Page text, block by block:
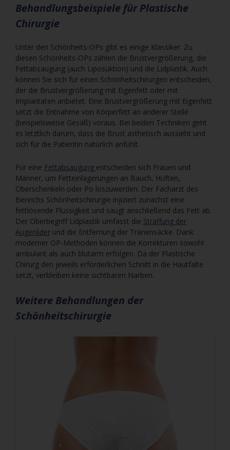
Behandlungsbeispiele für Plastische
Chirurgie
Unter den Schönheits-OPs gibt es einige Klassiker. Zu
diesen Schönheits-OPs zählen die Brustvergrößerung, die
Fettabsaugung (auch Liposuktion) und die Lidplastik. Auch
können Sie sich für einen Schönheitschirurgen entscheiden,
der die Brustvergrößerung mit Eigenfett oder mit
Implantaten anbietet. Eine Brustvergrößerung mit Eigenfett
setzt die Entnahme von Körperfett an anderer Stelle
(beispielsweise Gesäß) voraus. Bei beiden Techniken geht
es letztlich darum, dass die Brust ästhetisch aussieht und
sich für die Patientin natürlich anfühlt.
Für eine Fettabsaugung entscheiden sich Frauen und
Männer, um Fetteinlagerungen an Bauch, Hüften,
Oberschenkeln oder Po loszuwerden. Der Facharzt des
Bereichs Schönheitschirurgie injiziert zunächst eine
fettlösende Flüssigkeit und saugt anschließend das Fett ab.
Der Oberbegriff Lidplastik umfasst die Straffung der
Augenliderund die Entfernung der Tränensäcke. Dank
moderner OP-Methoden können die Korrekturen sowohl
ambulant als auch blutarm erfolgen. Da der Plastische
Chirurg den jeweils erforderlichen Schnitt in die Hautfalte
setzt, verbleiben keine sichtbaren Narben.
Weitere Behandlungen der
Schönheitschirurgie